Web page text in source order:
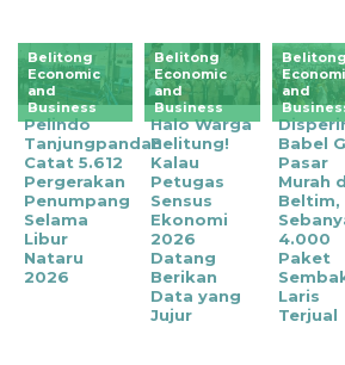
Belitong
Economic
and
Business
Pelindo
Tanjungpandan
Catat 5.612
Pergerakan
Penumpang
Selama
Libur
Nataru
2026
Belitong
Economic
and
Business
Halo Warga
Belitung!
Kalau
Petugas
Sensus
Ekonomi
2026
Datang
Berikan
Data yang
Jujur
Belitong
and
Babel
Pasar
Murah
Beltim,
4.000
Paket
Laris
Terjual